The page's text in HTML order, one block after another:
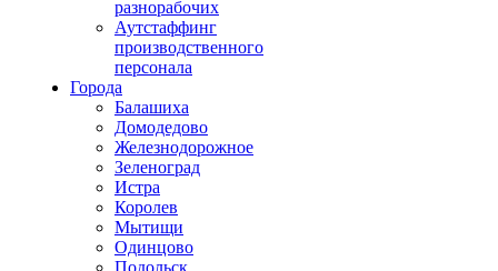
разнорабочих
Аутстаффинг
производственного
персонала
Города
Балашиха
Домодедово
Железнодорожное
Зеленоград
Истра
Королев
Мытищи
Одинцово
Подольск